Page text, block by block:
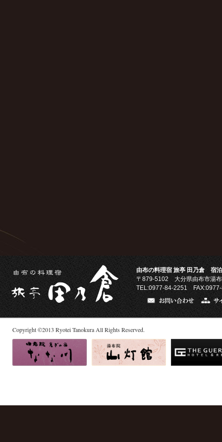
由布の料理宿 旅亭 田乃倉 宿
〒879-5102 大分県由布市湯
TEL:0977-84-2251
Copyright©2013 Ryotei Tanokura All Rights Reserved.